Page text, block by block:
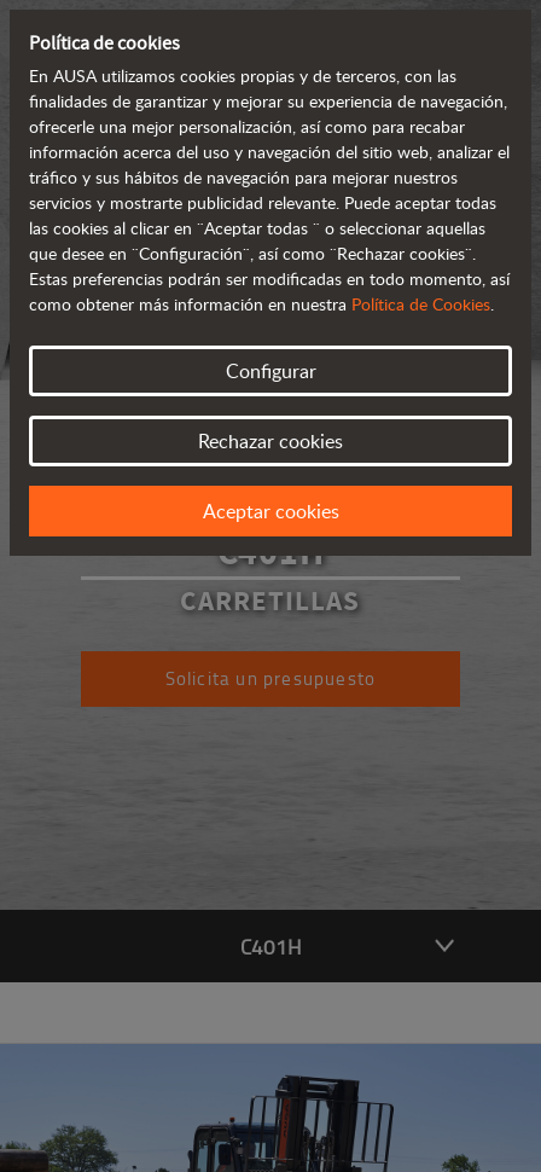
C401H
CARRETILLAS
Solicita un presupuesto
C401H
Política de cookies
En AUSA utilizamos cookies propias y de terceros, con las
finalidades de garantizar y mejorar su experiencia de navegación,
ofrecerle una mejor personalización, así como para recabar
información acerca del uso y navegación del sitio web, analizar el
tráfico y sus hábitos de navegación para mejorar nuestros
servicios y mostrarte publicidad relevante. Puede aceptar todas
las cookies al clicar en ¨Aceptar todas ¨ o seleccionar aquellas
que desee en ¨Configuración¨, así como ¨Rechazar cookies¨.
Estas preferencias podrán ser modificadas en todo momento, así
como obtener más información en nuestra Política de Cookies.
Configurar
Rechazar cookies
Aceptar cookies